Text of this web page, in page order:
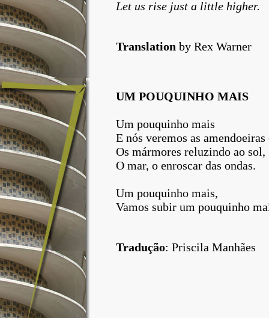
Let us rise just a little higher.
Translation by Rex Warner
UM POUQUINHO MAIS
Um pouquinho mais
E nós veremos as
Os mármores reluzindo ao sol,
O mar, o enroscar das ondas.
Um pouquinho mais,
Vamos subir um pouquinho
Tradução: Priscila Manhães